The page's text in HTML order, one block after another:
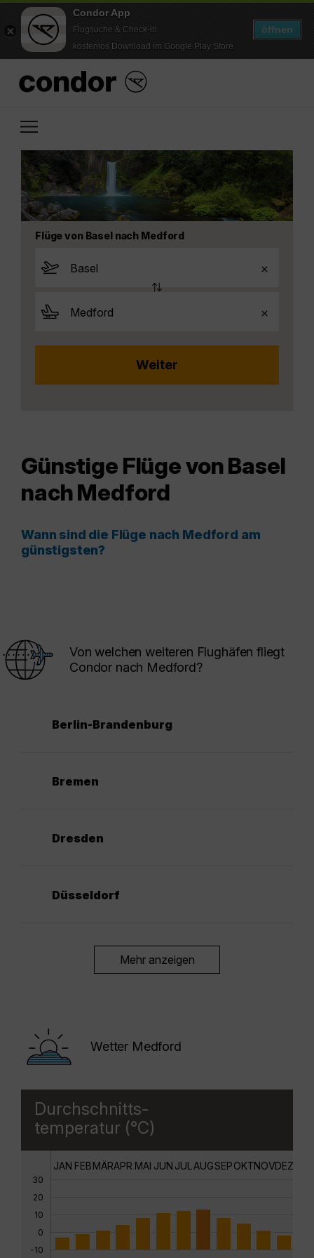
Condor App
Flugsuche & Check-in
kostenlos Download im Google Play Store
öffnen
Flüge von Basel nach Medford
Günstige Flüge von Basel
nach Medford
Wann sind die Flüge nach Medford am
günstigsten?
Von welchen weiteren Flughäfen fliegt
Condor nach Medford?
Berlin-Brandenburg
Bremen
Dresden
Düsseldorf
Mehr anzeigen
Wetter Medford
Durchschnitts-
temperatur (°C)
30
20
10
0
-10
JAN FEBMÄRAPR MAI JUN JUL AUGSEPOKTNOVDEZ